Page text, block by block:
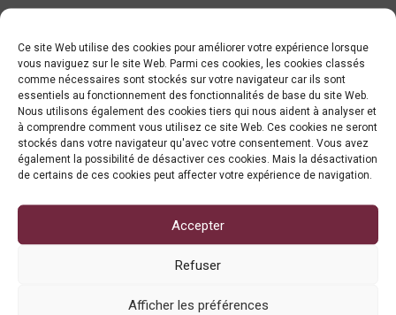
Ce site Web utilise des cookies pour améliorer votre expérience lorsque
vous naviguez sur le site Web. Parmi ces cookies, les cookies classés
comme nécessaires sont stockés sur votre navigateur car ils sont
essentiels au fonctionnement des fonctionnalités de base du site Web.
Nous utilisons également des cookies tiers qui nous aident à analyser et
à comprendre comment vous utilisez ce site Web. Ces cookies ne seront
stockés dans votre navigateur qu'avec votre consentement. Vous avez
également la possibilité de désactiver ces cookies. Mais la désactivation
de certains de ces cookies peut affecter votre expérience de navigation.
Accepter
Refuser
Afficher les préférences
protection des données personnelles (ci-après « LQDP »), et aux
règlements qui la développe, les utilisateurs de ce SITE sont
informés que les données personnelles fournies à ANDORRAN
BANKING seront traitées par celle-ci aux fins et conditions définies
dans notrepolitique de confidentialité .
Le responsable du fichier est ANDORRAN BANKING en qualité de
responsable du traitement, domiciliée à Carrer Ciutat de Consuegra,
16, edifici l’Illa, escala A, 2n pis, AD500 Andorra la Vella, Principat
d’Andorra et son délégué à la protection est DPD ABA. Les
données collectées ici seront traitées aux fins établies dans notre
Conformément à la LQPD, et à ses règlements de développement,